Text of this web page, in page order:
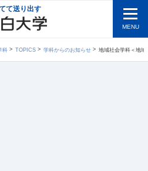
て送り出す
MENU
科 TOPICS 学科からのお知らせ 地域社会学科＜地域・ひ